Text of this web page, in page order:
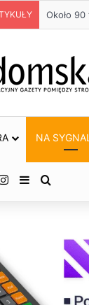
Życie
NA
Instagram
Sidebar